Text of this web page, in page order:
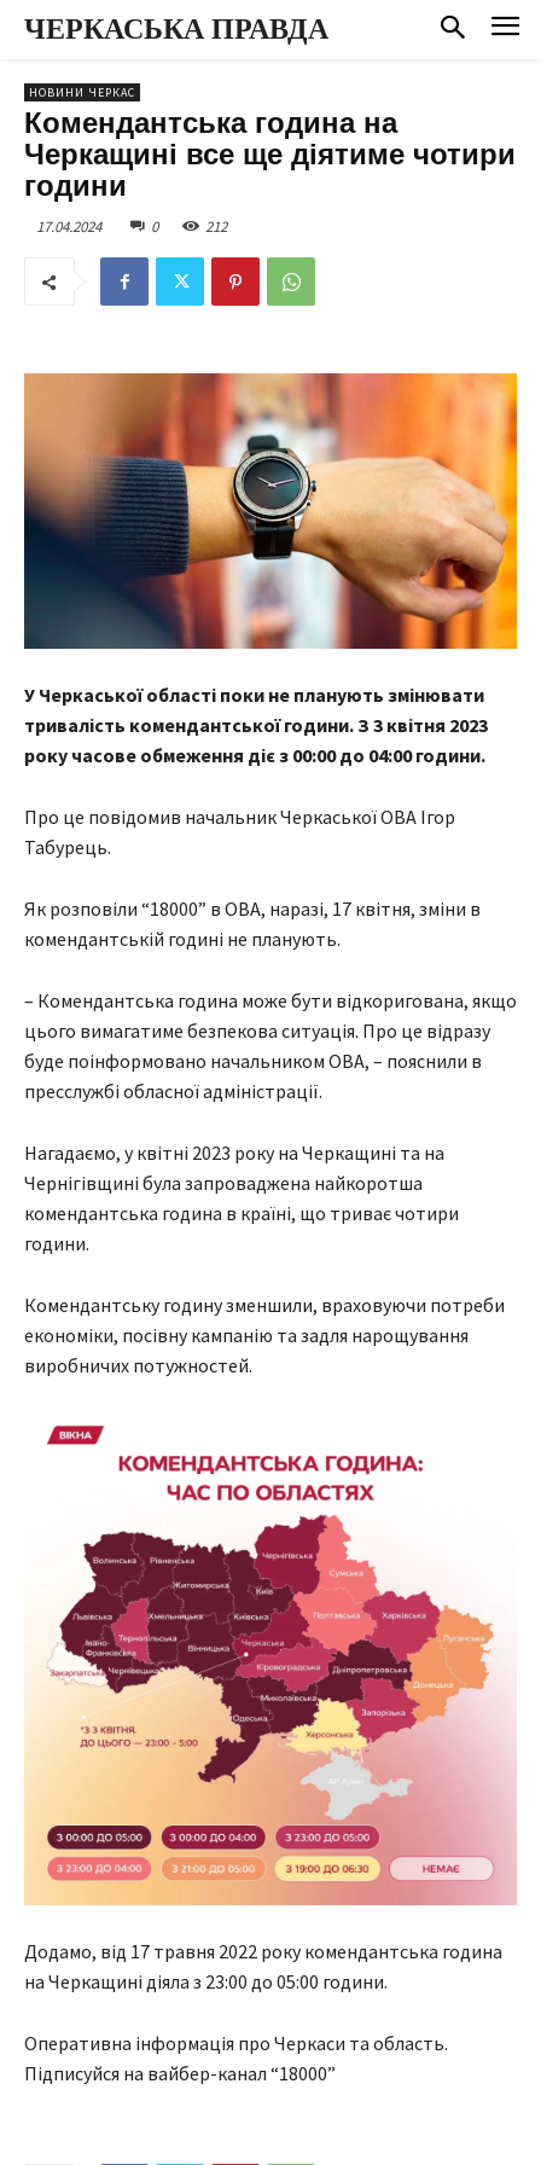
ЧЕРКАСЬКА ПРАВДА
НОВИНИ ЧЕРКАС
Комендантська година на
Черкащині все ще діятиме чотири
години
17.04.2024 0 212
У Черкаської області поки не планують змінювати
тривалість комендантської години. З 3 квітня 2023
року часове обмеження діє з 00:00 до 04:00 години.
Про це повідомив начальник Черкаської ОВА Ігор
Табурець.
Як розповіли “18000” в ОВА, наразі, 17 квітня, зміни в
комендантській годині не планують.
– Комендантська година може бути відкоригована, якщо
цього вимагатиме безпекова ситуація. Про це відразу
буде поінформовано начальником ОВА, – пояснили в
пресслужбі обласної адміністрації.
Нагадаємо, у квітні 2023 року на Черкащині та на
Чернігівщині була запроваджена найкоротша
комендантська година в країні, що триває чотири
години.
Комендантську годину зменшили, враховуючи потреби
економіки, посівну кампанію та задля нарощування
виробничих потужностей.
Додамо, від 17 травня 2022 року комендантська година
на Черкащині діяла з 23:00 до 05:00 години.
Оперативна інформація про Черкаси та область.
Підписуйся на вайбер-канал “18000”